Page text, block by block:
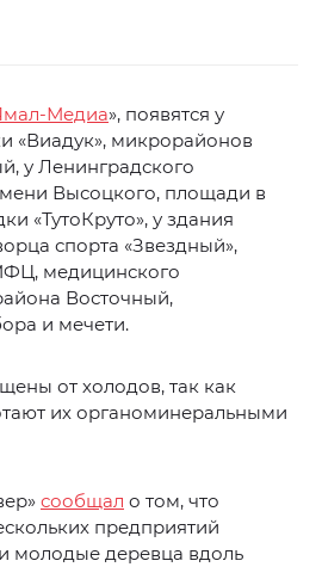
Медиа», появятся у
«Виадук», микрорайонов
у Ленинградского
Высоцкого, площади в
«ТутоКруто», у здания
спорта «Звездный»,
медицинского
Восточный,
и мечети.
от холодов, так как
их органоминеральными
сообщал о том, что
предприятий
молодые деревца вдоль